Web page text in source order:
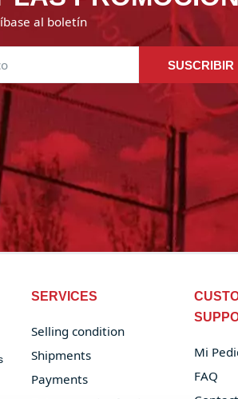
al boletín
SUSCRIBIR
SERVICES
Selling condition
Shipments
Payments
Mi
FAQ